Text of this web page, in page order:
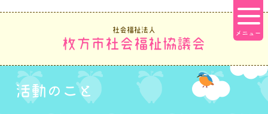
社会福祉法人
枚方市社会福祉協議会
活動のこと